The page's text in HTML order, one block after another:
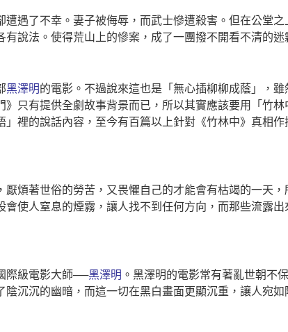
遭遇了不幸。妻子被侮辱，而武士慘遭殺害。但在公堂
說法。使得荒山上的慘案，成了一團撥不開看不清的迷
黑澤明的電影。不過說來這也是「無心插柳柳成蔭」，
只有提供全劇故事背景而已，所以其實應該要用「竹
」裡的說話內容，至今有百篇以上針對《竹林中》真相
煩著世俗的勞苦，又畏懼自己的才能會有枯竭的一天
使人窒息的煙霧，讓人找不到任何方向，而那些流露
際級電影大師──黑澤明 。黑澤明的電影常有著亂世朝不
沉沉的幽暗，而這一切在黑白畫面更顯沉重，讓人宛